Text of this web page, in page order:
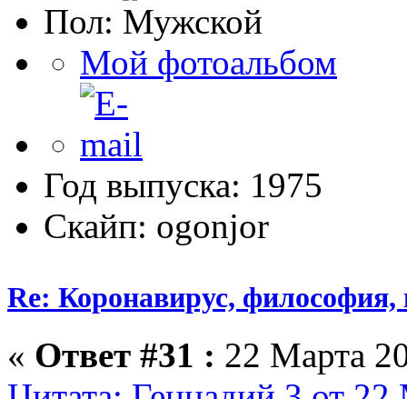
Пол:
Мой фотоальбом
Год выпуска: 1975
Скайп: ogonjor
Re: Коронавирус, философия,
« Ответ #31 : 22 Марта